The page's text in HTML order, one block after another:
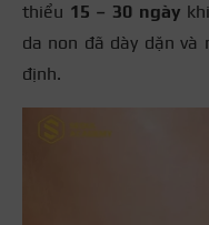
thiểu 15 – 30 ngày
da non đã dày dặn
định.